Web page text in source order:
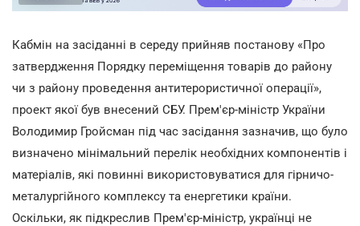
Кабмін на засіданні в середу прийняв постанову «Про
затвердження Порядку переміщення товарів до району
чи з району проведення антитерористичної операції»,
проект якої був внесений СБУ. Прем'єр-міністр України
Володимир Гройсман під час засідання зазначив, що було
визначено мінімальний перелік необхідних компонентів і
матеріалів, які повинні використовуватися для гірничо-
металургійного комплексу та енергетики країни.
Оскільки, як підкреслив Прем'єр-міністр, українці не